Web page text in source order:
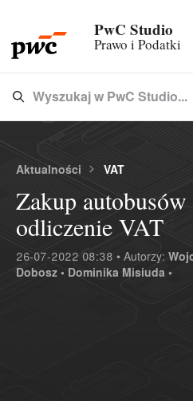
PwC Studio
Prawo i Podatki
Type 3 or more characters for
Wyszukaj w PwC Studio...
Aktualności VAT
Zakup
odliczenie VAT
26-07-2022 08:38 • Autorzy:
Dobosz • Dominika Misiuda •